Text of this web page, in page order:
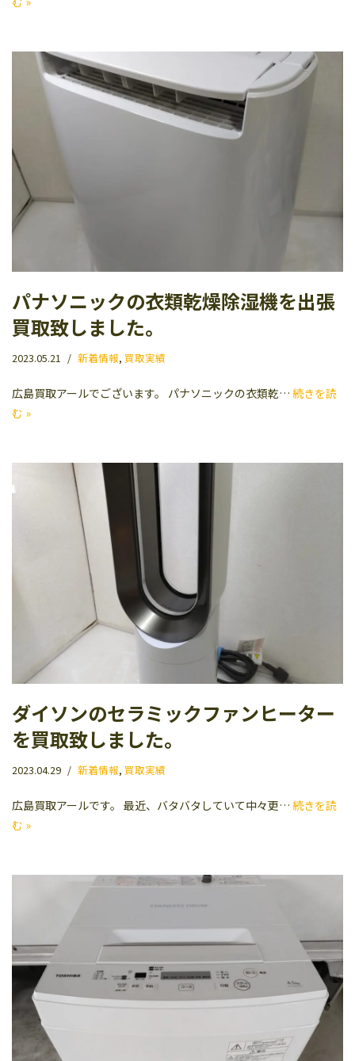
パナソニックの衣類乾燥除湿機を出張
買取致しました。
2023.05.21 新着情報, 買取実績
広島買取アールでございます。 パナソニックの衣類乾… 続きを読
む »
ダイソンのセラミックファンヒーター
を買取致しました。
2023.04.29 新着情報, 買取実績
広島買取アールです。 最近、バタバタしていて中々更… 続きを読
む »